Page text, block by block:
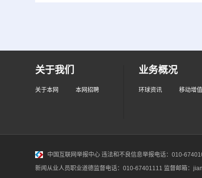
关于我们
关于本网 本网招聘
业务概况
环球资讯 移动增值
中国互联网举报中心 违法和不良信息举报电话：010-
新闻从业人员职业道德监督电话：010-67401111 监督邮箱：